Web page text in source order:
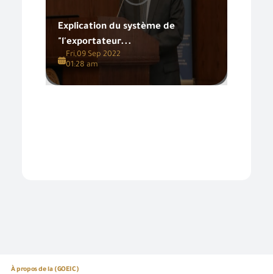
Explication du système de
"l'exportateur...
Fri,09 Sep 2022
01:28 am
À propos de la (GOEIC)